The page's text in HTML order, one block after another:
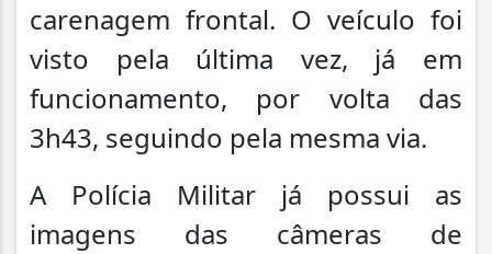
carenagem frontal. O veículo foi
visto pela última vez, já em
funcionamento, por volta das
3h43, seguindo pela mesma via.
A Polícia Militar já possui as
imagens das câmeras de